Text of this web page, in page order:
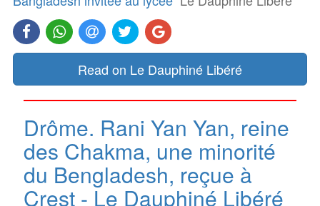
Read on Le Dauphiné Libéré
Drôme. Rani Yan Yan, reine
des Chakma, une minorité
du Bengladesh, reçue à
Crest - Le Dauphiné Libéré